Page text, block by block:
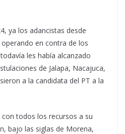
ya los adancistas desde
en contra de los
les había alcanzado
de Jalapa, Nacajuca,
a la candidata del PT a la
todos los recursos a su
bajo las siglas de Morena,